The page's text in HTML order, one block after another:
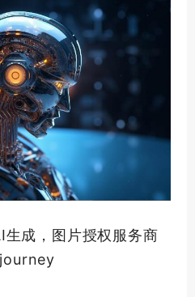
生成，图片授权服务商